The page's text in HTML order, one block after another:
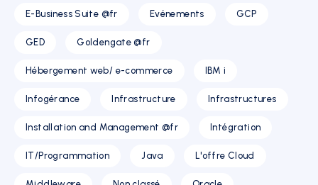
E-Business Suite @fr Evénements GCP
GED Goldengate @fr
Hébergement web/ e-commerce IBM i
Infogérance Infrastructure Infrastructures
Installation and Management @fr Intégration
IT/Programmation Java L'offre Cloud